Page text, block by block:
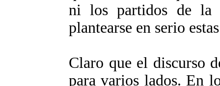
ni los partidos de la
plantearse en serio
Claro que el discurso
para varios lados. En